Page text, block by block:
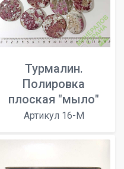
Турмалин.
Полировка
плоская "мыло"
Артикул 16-M